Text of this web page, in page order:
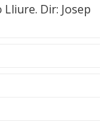
Dir: Josep